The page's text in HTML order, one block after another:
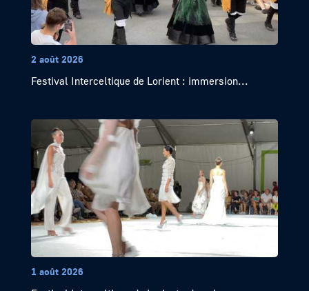
2 août 2026
Festival Interceltique de Lorient : immersion...
1 août 2026